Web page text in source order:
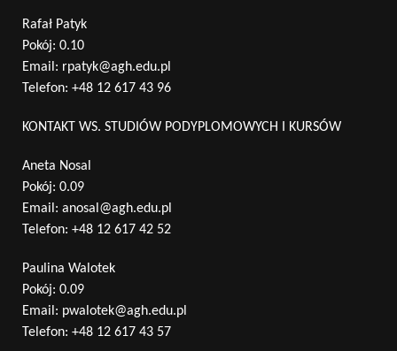
Rafał Patyk
Pokój: 0.10
Email: rpatyk@agh.edu.pl
Telefon: +48 12 617 43 96
KONTAKT WS. STUDIÓW PODYPLOMOWYCH I KURSÓW
Aneta Nosal
Pokój: 0.09
Email: anosal@agh.edu.pl
Telefon: +48 12 617 42 52
Paulina Walotek
Pokój: 0.09
Email: pwalotek@agh.edu.pl
Telefon: +48 12 617 43 57